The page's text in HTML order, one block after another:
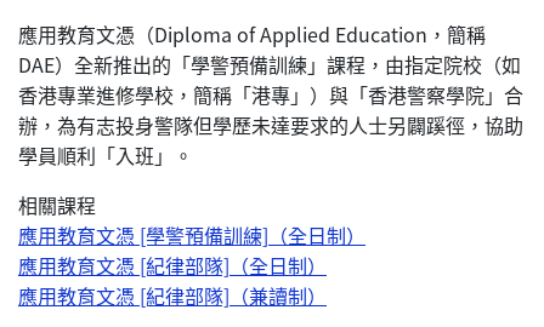
應用教育文憑（Diploma of Applied Education，簡稱
DAE）全新推出的「學警預備訓練」課程，由指定院校（如
香港專業進修學校，簡稱「港專」）與「香港警察學院」合
辦，為有志投身警隊但學歷未達要求的人士另闢蹊徑，協助
學員順利「入班」。
相關課程
應用教育文憑 [學警預備訓練]（全日制）
應用教育文憑 [紀律部隊]（全日制）
應用教育文憑 [紀律部隊]（兼讀制）